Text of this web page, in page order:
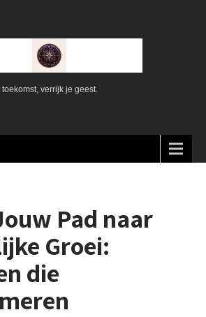
verrijk je geest.
Pad naar
Groei:
die